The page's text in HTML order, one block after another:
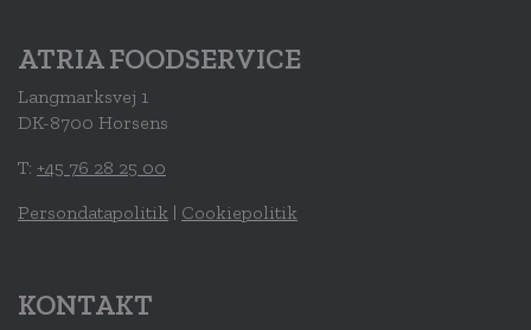
ATRIA FOODSERVICE
Langmarksvej 1
DK-8700 Horsens
T: +45 76 28 25 00
Persondatapolitik | Cookiepolitik
KONTAKT